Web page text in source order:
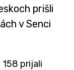
prišli
v Senci
158 prijali